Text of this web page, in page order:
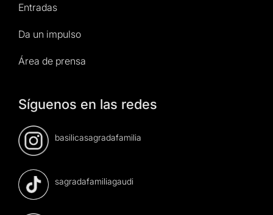
Entradas
Da un impulso
Área de prensa
Síguenos en las redes
basilicasagradafamilia
sagradafamiliagaudi